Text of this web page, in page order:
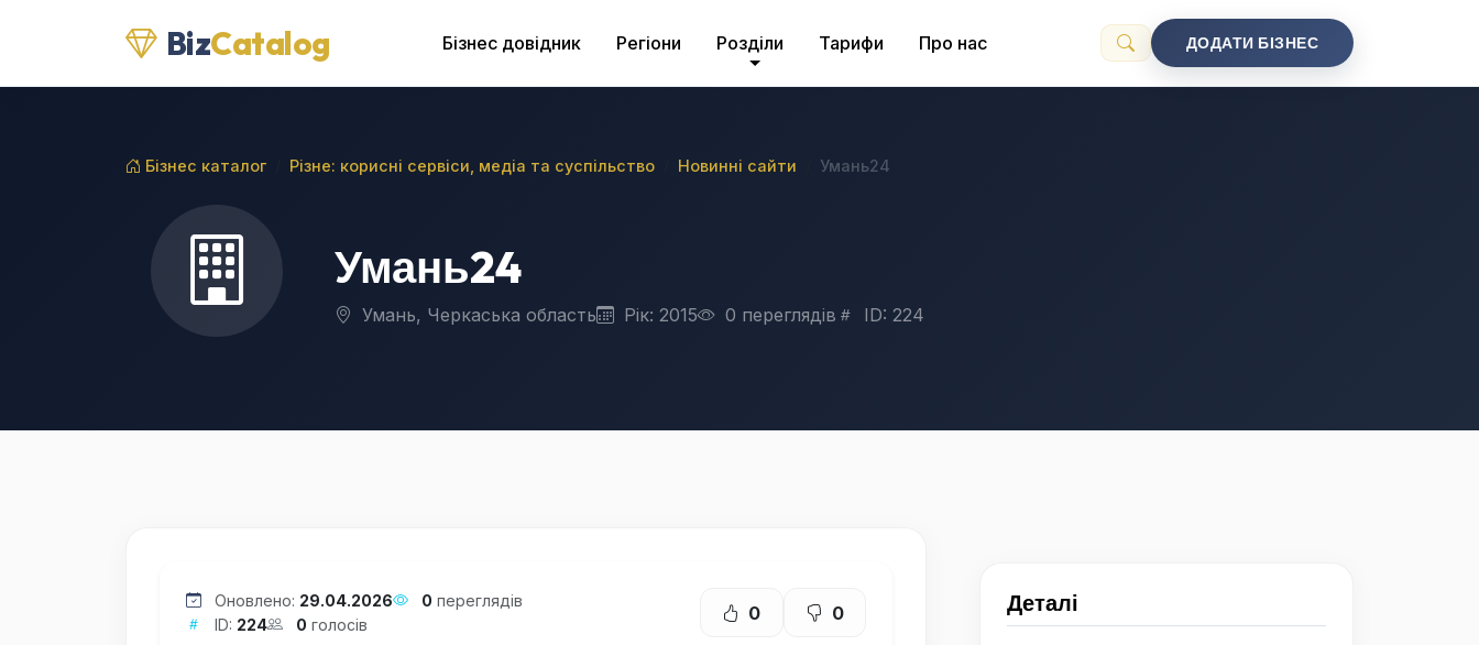
BizCatalog Бізнес довідник Регіони Розділи Тарифи Про нас ДОДАТИ БІЗНЕС
Бізнес каталог Різне: корисні сервіси, медіа та суспільство Новинні сайти Умань24
Умань24
Умань, Черкаська область Рік: 2015 0 переглядів ID: 224
Оновлено: 29.04.2026 0 переглядів
ID: 224 0 голосів
0 0 Деталі